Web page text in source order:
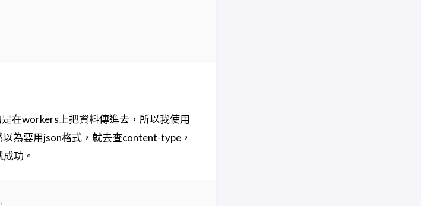
在workers上把資料傳進去，所以我使用
為要用json格式，就去查content-type，
功。